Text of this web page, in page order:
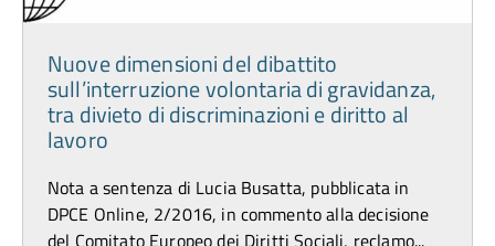
Nuove dimensioni del dibattito
sull’interruzione volontaria di gravidanza,
tra divieto di discriminazioni e diritto al
lavoro
Nota a sentenza di Lucia Busatta, pubblicata in
DPCE Online, 2/2016, in commento alla decisione